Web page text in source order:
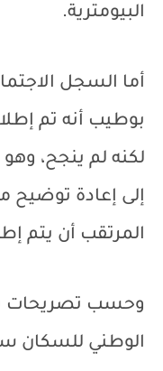
البيومترية.
أما السجل
بوطيب أنه تم
لكنه لم ينجح،
إلى إعادة
المرتقب أن يتم
وحسب تصريحات
الوطني للسكان